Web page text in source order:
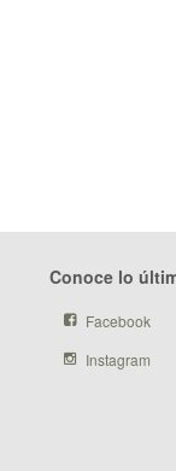
Conoce lo
Facebook
Instagram